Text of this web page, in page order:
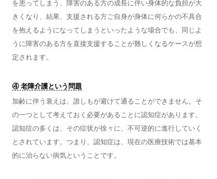
を患ってしまう、障害のある方の成長に伴い身体的な負担が大
きくなり、結果、支援される方ご自身が身体に何らかの不具合
を抱えるようになってしまうといったような場合でも、同じよ
うに障害のある方を直接支援することが難しくなるケースが想
定されます。
④ 老障介護という問題
加齢に伴う衰えは、誰しもが避けて通ることができません。そ
の一つとして考えておく必要があることに認知症があります。
認知症の多くは、その症状が徐々に、不可逆的に進行していく
とされています。つまり、認知症は、現在の医療技術では基本
的に治らない病気ということです。